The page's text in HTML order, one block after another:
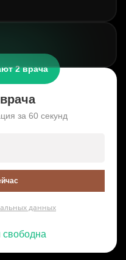
2 врача
за 60 секунд
данных
свободна